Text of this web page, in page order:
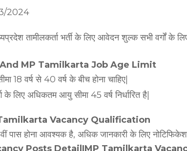
2024
तामीलकर्ता भर्ती के लिए आवेदन शुल्क सभी वर्गों के
And MP Tamilkarta Job Age Limit
18 वर्ष से 40 वर्ष के बीच होना चाहिए|
के लिए अधिकतम आयु सीमा 45 वर्ष निर्धारित है|
Tamilkarta Vacancy Qualification
पास होना आवश्यक है, अधिक जानकारी के लिए
Posts Detail|MP Tamilkarta